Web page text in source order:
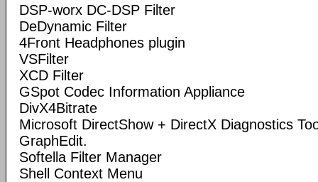
DSP-worx DC-DSP Filter
DeDynamic Filter
4Front Headphones plugin
VSFilter
XCD Filter
GSpot Codec Information Appliance
DivX4Bitrate
Microsoft DirectShow + DirectX Diagnostics
GraphEdit.
Softella Filter Manager
Shell Context Menu